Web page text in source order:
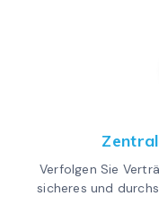
Verfolgen Sie
sicheres und